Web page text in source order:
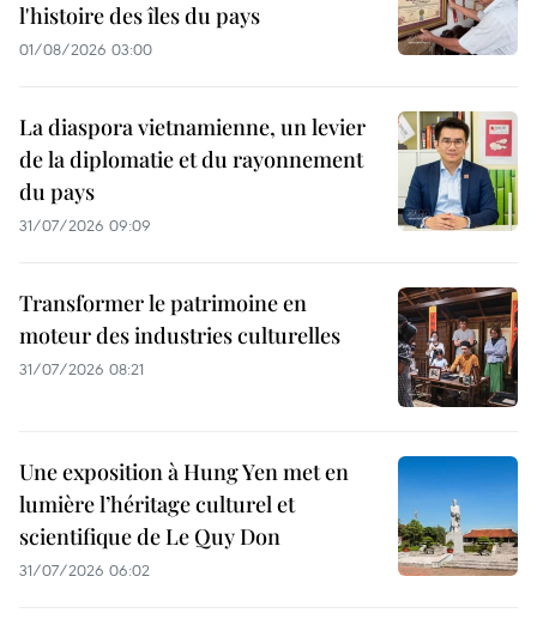
l'histoire des îles du pays
01/08/2026 03:00
La diaspora vietnamienne, un levier
de la diplomatie et du rayonnement
du pays
31/07/2026 09:09
Transformer le patrimoine en
moteur des industries culturelles
31/07/2026 08:21
Une exposition à Hung Yen met en
lumière l’héritage culturel et
scientifique de Le Quy Don
31/07/2026 06:02